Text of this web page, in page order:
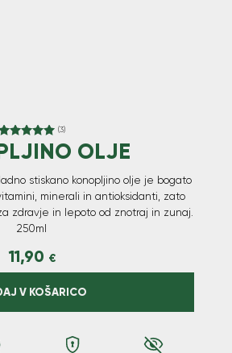
Ocenjeno
od 5
(3)
OLJE
stiskano konopljino olje je bogato
minerali in antioksidanti, zato
zdravje in lepoto od znotraj in zunaj.
250ml
11,90 €
V KOŠARICO